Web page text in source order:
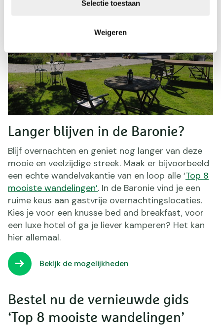
Selectie toestaan
Weigeren
Langer blijven in de Baronie?
Blijf overnachten en geniet nog langer van deze
mooie en veelzijdige streek. Maak er bijvoorbeeld
een echte wandelvakantie van en loop alle ‘Top 8
mooiste wandelingen’. In de Baronie vind je een
ruime keus aan gastvrije overnachtingslocaties.
Kies je voor een knusse bed and breakfast, voor
een luxe hotel of ga je liever kamperen? Het kan
hier allemaal.
Bekijk de mogelijkheden
Bestel nu de vernieuwde gids
‘Top 8 mooiste wandelingen’